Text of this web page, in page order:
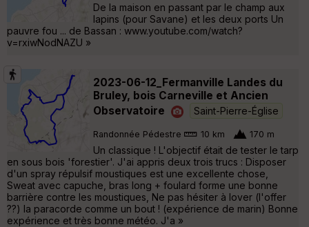
De la maison en passant par le champ aux
lapins (pour Savane) et les deux ports Un
pauvre fou ... de Bassan : www.youtube.com/watch?
v=rxiwNodNAZU »
2023-06-12_Fermanville Landes du
Bruley, bois Carneville et Ancien
Observatoire
Saint-Pierre-Église
Randonnée Pédestre 10 km 170 m
Un classique ! L'objectif était de tester le tarp
en sous bois 'forestier'. J'ai appris deux trois trucs : Disposer
d'un spray répulsif moustiques est une excellente chose,
Sweat avec capuche, bras long + foulard forme une bonne
barrière contre les moustiques, Ne pas hésiter à lover (l'offer
??) la paracorde comme un bout ! (expérience de marin) Bonne
expérience et très bonne météo. J'a »